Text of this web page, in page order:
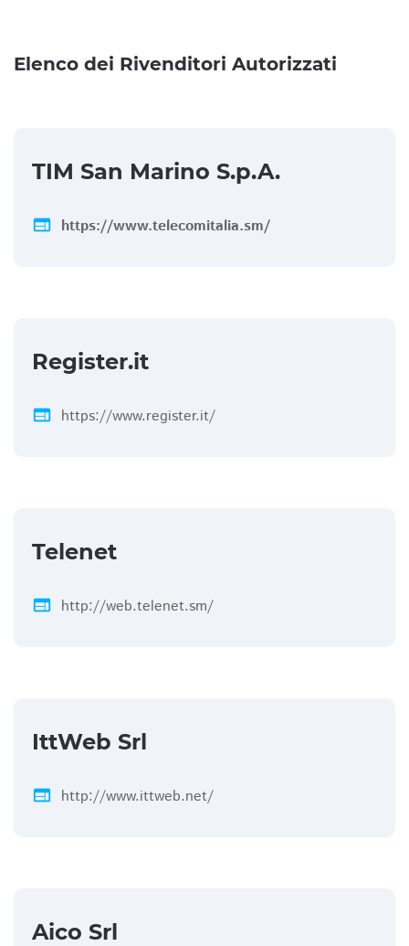
Elenco dei Rivenditori Autorizzati
TIM San Marino S.p.A.
web https://www.telecomitalia.sm/
Register.it
web https://www.register.it/
Telenet
web http://web.telenet.sm/
IttWeb Srl
web http://www.ittweb.net/
Aico Srl